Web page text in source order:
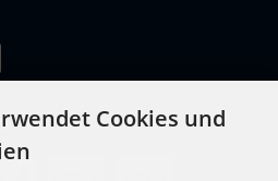
Cookies und